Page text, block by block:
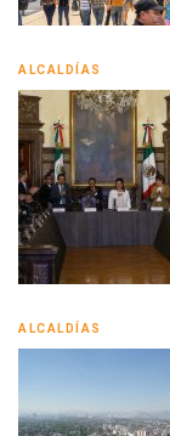
ALCALDÍAS
ALCALDÍAS